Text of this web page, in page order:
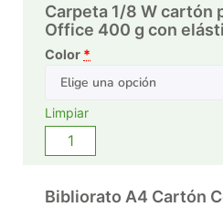
Carpeta 1/8 W cartón
Office 400 g con
Color *
Limpiar
Bibliorato A4 Cartón